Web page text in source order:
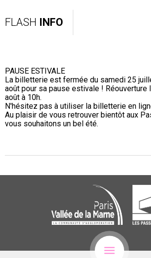
FLASH INFO
PAUSE ESTIVALE
La billetterie est fermée du samedi 25
août pour sa pause estivale ! Réouverture
août à 10h.
N'hésitez pas à utiliser la billetterie en
Au plaisir de vous retrouver bientôt aux
vous souhaitons un bel été.